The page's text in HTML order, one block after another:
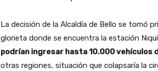
La decisión de la Alcaldía de Bello se tomó
glorieta donde se encuentra la estación
podrían ingresar hasta 10.000 vehículos
otras regiones, situación que colapsaría la